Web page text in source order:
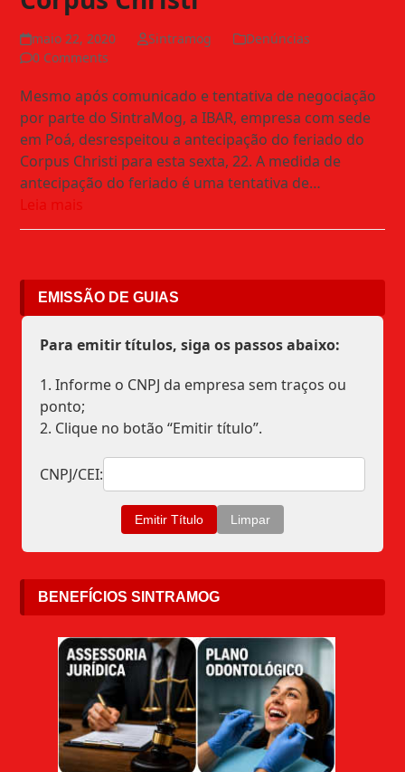
maio 22, 2020 Sintramog
Denúncias
0 Comments
Mesmo após comunicado e tentativa de negociação
por parte do SintraMog, a IBAR, empresa com sede
em Poá, desrespeitou a antecipação do feriado do
Corpus Christi para esta sexta, 22. A medida de
antecipação do feriado é uma tentativa de…
Leia mais
EMISSÃO DE GUIAS
Para emitir títulos, siga os passos abaixo:
1. Informe o CNPJ da empresa sem traços ou
ponto;
2. Clique no botão “Emitir título”.
CNPJ/CEI:
BENEFÍCIOS SINTRAMOG